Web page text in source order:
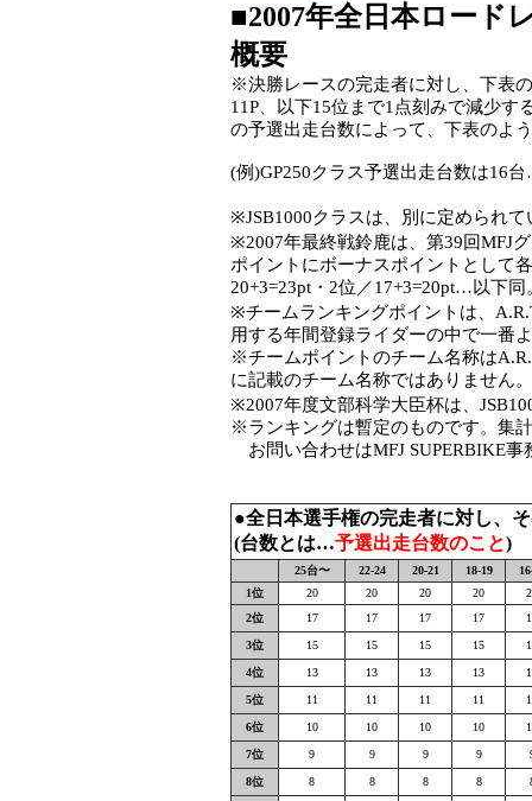
■2007年全日本ロード
概要
※決勝レースの完走者に対し、下表
11P、以下15位まで1点刻みで減少
の予選出走台数によって、下表のよ
(例)GP250クラス予選出走台数は16
※JSB1000クラスは、別に定められ
※2007年最終戦鈴鹿は、第39回MFJ
ポイントにボーナスポイントとして
20+3=23pt・2位／17+3=20pt…以下同
※チームランキングポイントは、
用する年間登録ライダーの中で一番
※チームポイントのチーム名称は
に記載のチーム名称ではありません。
※2007年度文部科学大臣杯は、
※ランキングは暫定のものです。集
お問い合わせはMFJ SUPERBIKE事
●全日本選手権の完走者に対し、
(台数とは…予選出走台数のこと)
25台〜 22-24 20-21 18-19
1位
20 20 20 20
2位
17 17 17 17
3位 15 15 15 15
4位 13 13 13 13
5位 11 11 11 11
6位 10 10 10 10
7位 9 9 9 9
8位 8 8 8 8